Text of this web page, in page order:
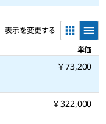
表示を変更する
単価
￥73,200
￥322,000